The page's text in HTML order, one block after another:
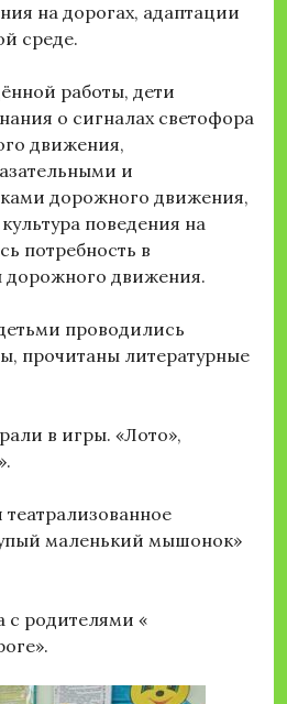
на дорогах, адаптации
среде.
работы, дети
о сигналах светофора
движения,
и
дорожного движения,
поведения на
потребность в
движения.
проводились
прочитаны литературные
в игры. «Лото»,
маленький мышонок»
с родителями «